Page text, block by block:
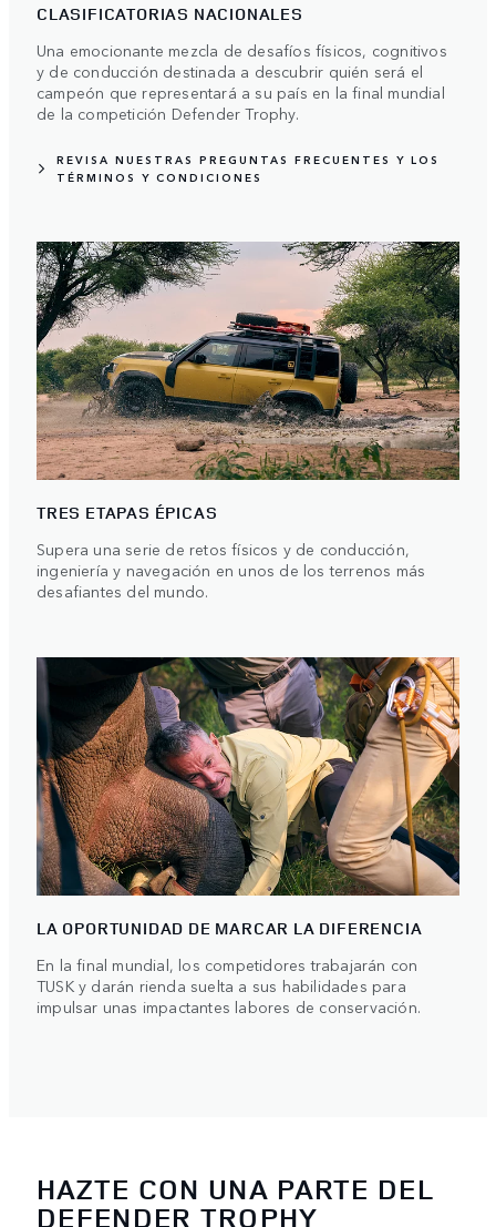
CLASIFICATORIAS NACIONALES
Una emocionante mezcla de desafíos físicos, cognitivos
y de conducción destinada a descubrir quién será el
campeón que representará a su país en la final mundial
de la competición Defender Trophy.
REVISA NUESTRAS PREGUNTAS FRECUENTES Y LOS
TÉRMINOS Y CONDICIONES
TRES ETAPAS ÉPICAS
Supera una serie de retos físicos y de conducción,
ingeniería y navegación en unos de los terrenos más
desafiantes del mundo.
LA OPORTUNIDAD DE MARCAR LA DIFERENCIA
En la final mundial, los competidores trabajarán con
TUSK y darán rienda suelta a sus habilidades para
impulsar unas impactantes labores de conservación.
HAZTE CON UNA PARTE DEL
DEFENDER TROPHY